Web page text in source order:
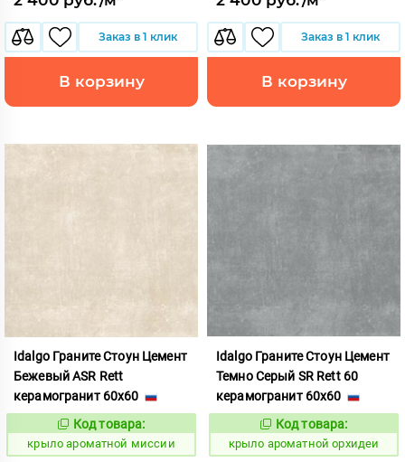
Заказ в 1 клик
В корзину
Заказ в 1 клик
В корзину
Idalgo Граните Стоун Цемент
Бежевый ASR Rett
керамогранит 60x60
828427
Код товара:
крыло ароматной миссии
Idalgo Граните Стоун Цемент
Темно Серый SR Rett 60
керамогранит 60x60
828439
Код товара:
крыло ароматной орхидеи